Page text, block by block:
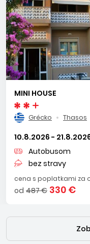
MINI HOUSE
Grécko Thasos
10.8.2026 -
Autobusom
bez stravy
cena s poplatkami za
od 487 € 330 €